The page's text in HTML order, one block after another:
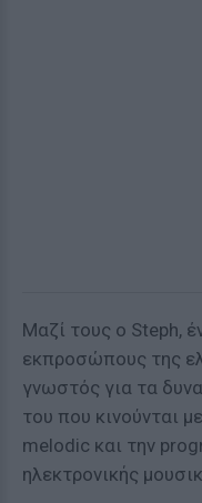
Μαζί τους ο Steph,
εκπροσώπους της
γνωστός για τα
του που κινούνται
melodic και την
ηλεκτρονικής